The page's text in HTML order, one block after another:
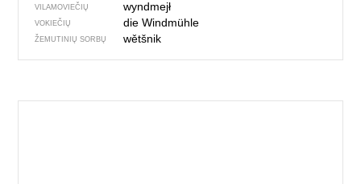
VILAMOVIEČIŲ wyndmejł
VOKIEČIŲ die Windmühle
ŽEMUTINIŲ SORBŲ wětšnik